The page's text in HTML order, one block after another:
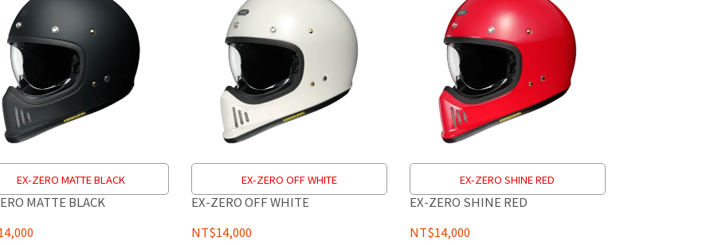
EX-ZERO MATTE BLACK
MATTE BLACK
EX-ZERO OFF WHITE
EX-ZERO OFF WHITE
NT$14,000
EX-ZERO SHINE RED
EX-ZERO SHINE RED
NT$14,000